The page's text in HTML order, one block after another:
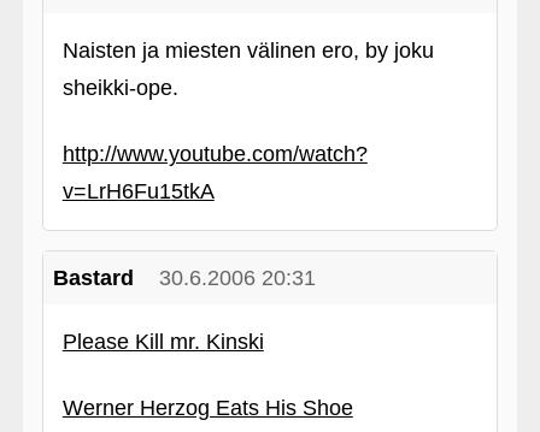
Naisten ja miesten välinen ero, by joku
sheikki-ope.
http://www.youtube.com/watch?
v=LrH6Fu15tkA
Bastard 30.6.2006 20:31
Please Kill mr. Kinski
Werner Herzog Eats His Shoe